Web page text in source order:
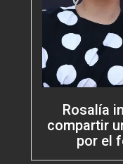
Rosalía
compartir
por el